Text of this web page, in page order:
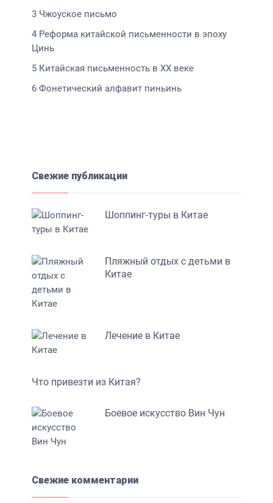
3Чжоуское письмо
4Реформа китайской письменности в эпоху
Цинь
5Китайская письменность в XX веке
6Фонетический алфавит пиньинь
Свежие публикации
Шоппинг-туры в Китае
Пляжный отдых с детьми в
Китае
Лечение в Китае
Что привезти из Китая?
Боевое искусство Вин Чун
Свежие комментарии